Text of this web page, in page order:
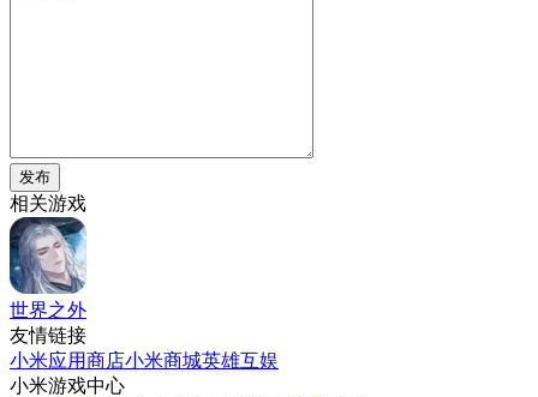
发布
相关游戏
世界之外
友情链接
小米应用商店小米商城英雄互娱
小米游戏中心